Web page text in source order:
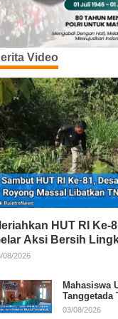
Video
HUT RI Ke-
Aksi Bersih
Polri
08/2026
Mahasiswa
Tanggetada
Program
03/08/2026